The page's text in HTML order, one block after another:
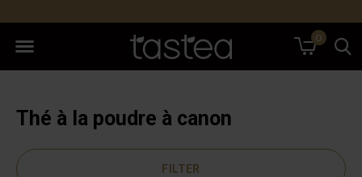
0
Thé à la poudre à canon
FILTER